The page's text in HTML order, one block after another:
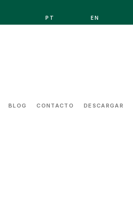
PT EN
BLOG CONTACTO DESCARGAR